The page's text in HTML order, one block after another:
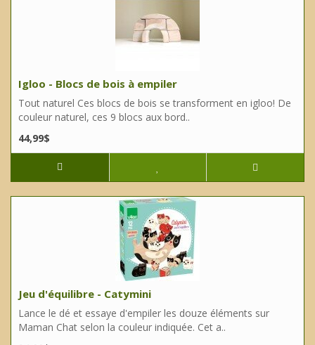
Igloo - Blocs de bois à empiler
Tout naturel Ces blocs de bois se transforment en igloo! De
couleur naturel, ces 9 blocs aux bord..
44,99$
Jeu d'équilibre - Catymini
Lance le dé et essaye d'empiler les douze éléments sur
Maman Chat selon la couleur indiquée. Cet a..